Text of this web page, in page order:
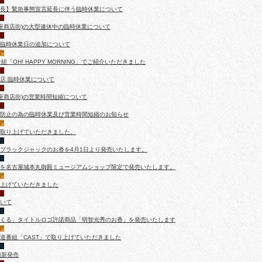
】緊急事態宣言延長に伴う臨時休業について
商店街)の大型連休中の臨時休業について
時休業日の追加について
「OH! HAPPY MORNING」でご紹介いただきました
臨時休業について
商店街)の営業時間短縮について
止の為の臨時休業及び営業時間短縮のお知らせ
り上げていただきました。
ラックジャックのお香を4月1日より発売いたします。
名古屋城本丸御殿ミュージアムショップ限定で発売いたします。
げていただきました
て
る」タイトルロゴ許諾商品「明智光秀のお香」を発売いたします
番組「CAST」で取り上げていただきました
発売